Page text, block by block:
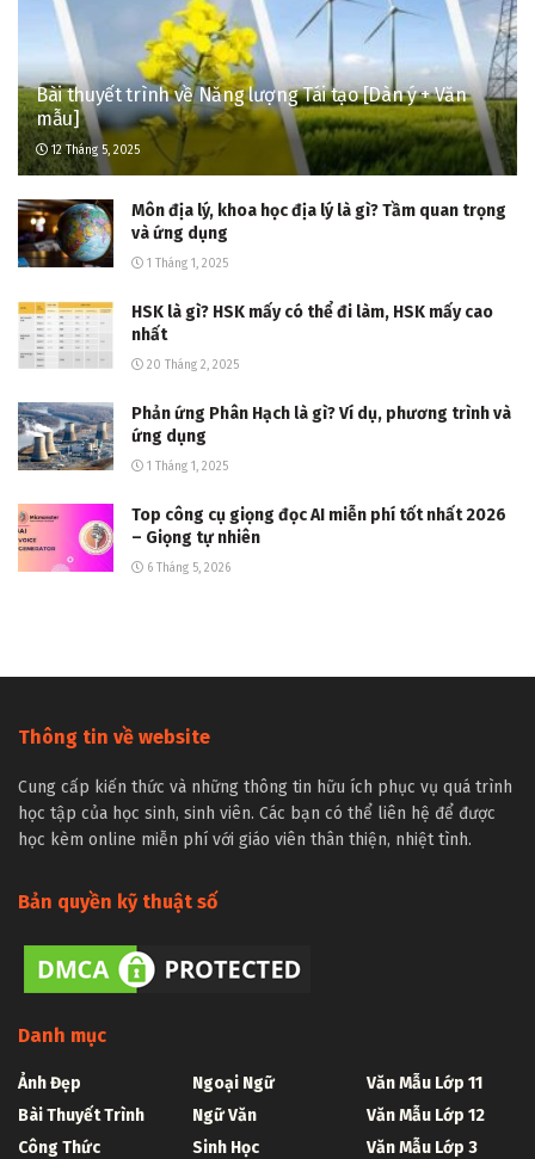
Bài thuyết trình về Năng lượng Tái tạo [Dàn ý + Văn
mẫu]
12 Tháng 5, 2025
Môn địa lý, khoa học địa lý là gì? Tầm quan trọng
và ứng dụng
1 Tháng 1, 2025
HSK là gì? HSK mấy có thể đi làm, HSK mấy cao
nhất
20 Tháng 2, 2025
Phản ứng Phân Hạch là gì? Ví dụ, phương trình và
ứng dụng
1 Tháng 1, 2025
Top công cụ giọng đọc AI miễn phí tốt nhất 2026
– Giọng tự nhiên
6 Tháng 5, 2026
Thông tin về website
Cung cấp kiến thức và những thông tin hữu ích phục vụ quá trình
học tập của học sinh, sinh viên. Các bạn có thể liên hệ để được
học kèm online miễn phí với giáo viên thân thiện, nhiệt tình.
Bản quyền kỹ thuật số
Danh mục
Ảnh Đẹp
Bài Thuyết Trình
Công Thức
Ngoại Ngữ
Ngữ Văn
Sinh Học
Văn Mẫu Lớp 11
Văn Mẫu Lớp 12
Văn Mẫu Lớp 3